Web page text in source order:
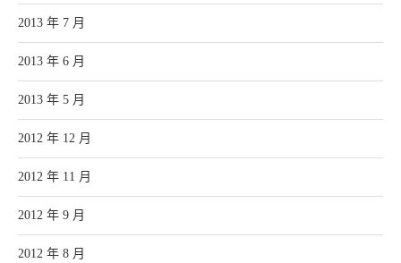
2013 年 7 月
2013 年 6 月
2013 年 5 月
2012 年 12 月
2012 年 11 月
2012 年 9 月
2012 年 8 月